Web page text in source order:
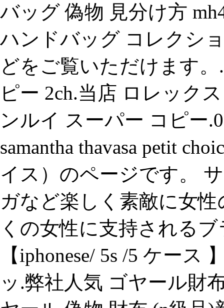
バッグ 偽物 見分け方
ハンドバッグ コレクシ
どをご覧いただけます
ピー 2ch.当店 ロレック
ンルイ スーパー コピー
samantha thavasa petit
イス）のページです。
ガなど楽しく素敵に女
くの女性に支持される
【iphonese/ 5s /5 ケー
ッ.弊社人気 ゴヤール財